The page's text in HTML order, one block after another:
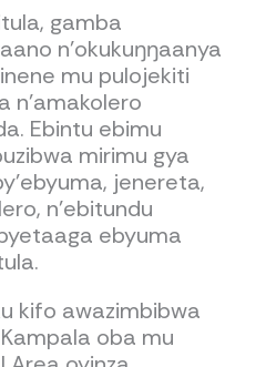
gamba
n’okukuŋŋaanya
mu pulojekiti
n’amakolero
Ebintu ebimu
mirimu gya
jenereta,
n’ebitundu
ebyuma
kifo awazimbibwa
oba mu